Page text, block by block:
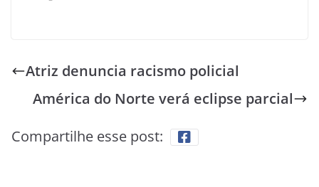
Atriz denuncia racismo policial
América do Norte verá eclipse parcial
Compartilhe esse post: